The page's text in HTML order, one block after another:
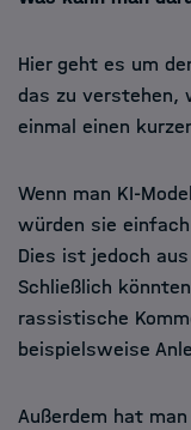
Hier geht es um
das zu verstehen,
einmal einen
Wenn man KI-
würden sie
Dies ist jedoch
Schließlich
rassistische
beispielsweise
Außerdem hat